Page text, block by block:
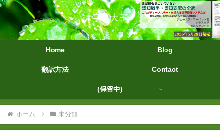
字幕大王
Home Blog
翻訳方法 Contact
(保留中)
ホーム 未分類